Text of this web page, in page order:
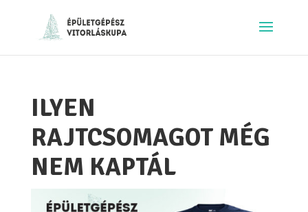
ILYEN
RAJTCSOMAGOT MÉG
NEM KAPTÁL